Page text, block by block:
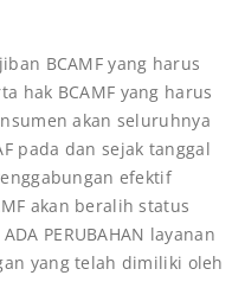
BCAMF yang harus
hak BCAMF yang harus
akan seluruhnya
pada dan sejak tanggal
efektif
akan beralih status
PERUBAHAN layanan
yang telah dimiliki oleh